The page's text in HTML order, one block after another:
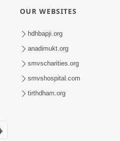
OUR WEBSITES
hdhbapji.org
anadimukt.org
smvscharities.org
smvshospital.com
tirthdham.org